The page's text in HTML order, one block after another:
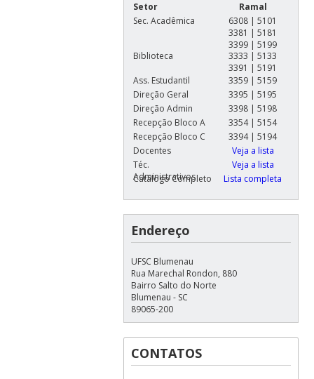
Setor
Ramal
Sec. Acadêmica
6308 | 5101
3381 | 5181
3399 | 5199
Biblioteca
3333 | 5133
3391 | 5191
Ass. Estudantil
3359 | 5159
Direção Geral
3395 | 5195
Direção Admin
3398 | 5198
Recepção Bloco A
3354 | 5154
Recepção Bloco C
3394 | 5194
Docentes
Veja a lista
Téc.
Administrativos
Veja a lista
Catálogo Completo
Lista completa
Endereço
UFSC Blumenau
Rua Marechal Rondon, 880
Bairro Salto do Norte
Blumenau - SC
89065-200
CONTATOS